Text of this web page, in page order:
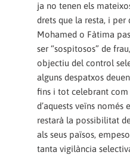
ja no tenen els
drets que la resta, i per
Mohamed o Fàtima
ser “sospitosos” de
objectiu del control
alguns despatxos
fins i tot celebrant
d’aquests veïns només
restarà la possibilitat
als seus països,
tanta vigilància